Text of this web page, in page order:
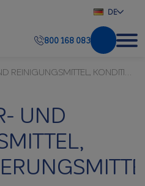
DE
800 168 083
KONDITIONIERUNGSMITTEL
UND